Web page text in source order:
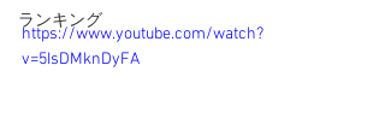
ランキング
https://www.youtube.com/watch?
v=5IsDMknDyFA